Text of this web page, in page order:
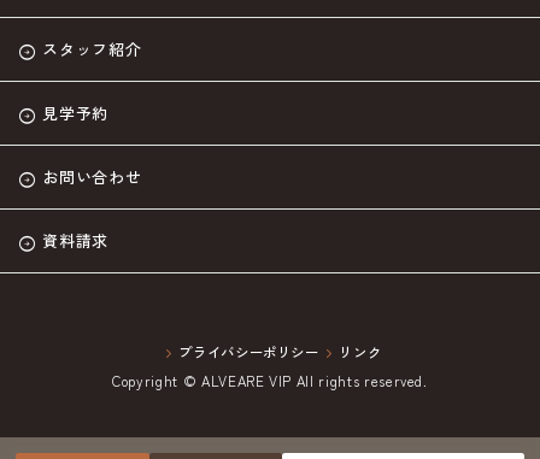
スタッフ紹介
見学予約
お問い合わせ
資料請求
プライバシーポリシー
リンク
Copyright © ALVEARE VIP All rights reserved.